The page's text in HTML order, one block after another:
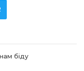
біду